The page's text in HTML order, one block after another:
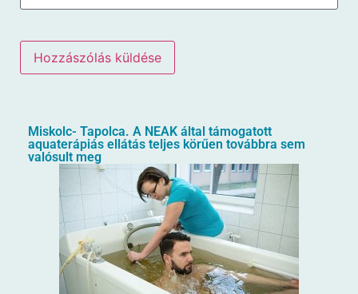
Miskolc- Tapolca. A NEAK által támogatott
aquaterápiás ellátás teljes körűen továbbra sem
valósult meg